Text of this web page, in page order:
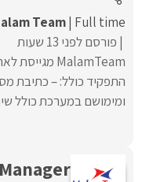
Team Full time
פורסם לפני 13 שעות
התפקיד כולל: – כתיבת
ומימושם במערכת כולל